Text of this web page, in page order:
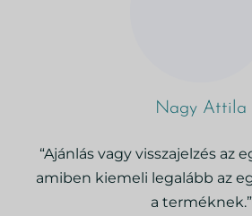
Nagy Attila
“Ajánlás vagy visszajelzés az
amiben kiemeli legalább az
a terméknek.”